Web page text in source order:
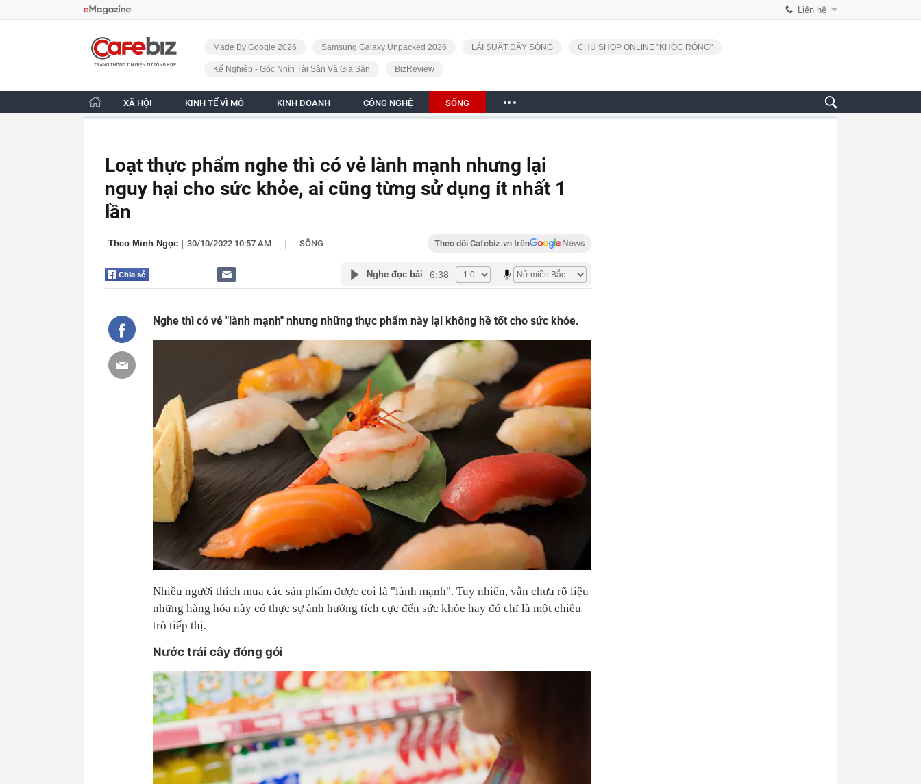
Liên hệ
CafeBiz - Trang chủ
Made By Google 2026 Samsung Galaxy Unpacked 2026 LÃI SUẤT DẬY SÓNG CHỦ SHOP ONLINE "KHÓC RÒNG"
Kế Nghiệp - Góc Nhìn Tài Sản Và Gia Sản BizReview
XÃ HỘI KINH TẾ VĨ MÔ KINH DOANH CÔNG NGHỆ SỐNG
Loạt thực phẩm nghe thì có vẻ lành mạnh nhưng lại
nguy hại cho sức khỏe, ai cũng từng sử dụng ít nhất 1
lần
Theo Minh Ngọc 30/10/2022 10:57 AM | SỐNG Theo dõi Cafebiz.vn trên
Nghe đọc bài 6:38
Nghe thì có vẻ "lành mạnh" nhưng những thực phẩm này lại không hề tốt cho sức khỏe.
Nhiều người thích mua các sản phẩm được coi là "lành mạnh". Tuy nhiên, vẫn chưa rõ liệu
những hàng hóa này có thực sự ảnh hưởng tích cực đến sức khỏe hay đó chĩ là một chiêu
trò tiếp thị.
Nước trái cây đóng gói